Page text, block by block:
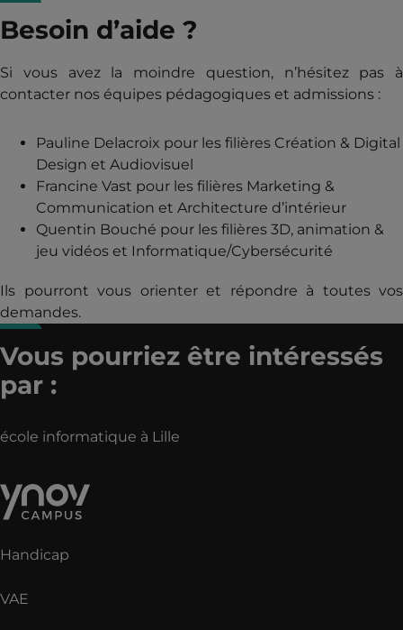
Besoin d’aide ?
Si vous avez la moindre question, n’hésitez pas à
contacter nos équipes pédagogiques et admissions :
Pauline Delacroix pour les filières Création & Digital
Design et Audiovisuel
Francine Vast pour les filières Marketing &
Communication et Architecture d’intérieur
Quentin Bouché pour les filières 3D, animation &
jeu vidéos et Informatique/Cybersécurité
Ils pourront vous orienter et répondre à toutes vos
demandes.
Vous pourriez être intéressés
par :
école informatique à Lille
Handicap
VAE